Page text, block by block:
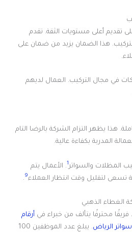
تقديم أعلى مستويات الثقة. تقدم
هذا الضمان يزيد من ضمان على
في مجال التركيب. العمال لديهم
هذا يظهر التزام الشركة بالرضا التام
المدربة بكفاءة عالية.
1. الأعمال يتم
تسعى لتقليل وقت انتظار العملاء9
.
الغطاء الذهبي
محترفًا يتألف من خبراء في أرقام
الرياض
. يبلغ عدد الموظفين 100